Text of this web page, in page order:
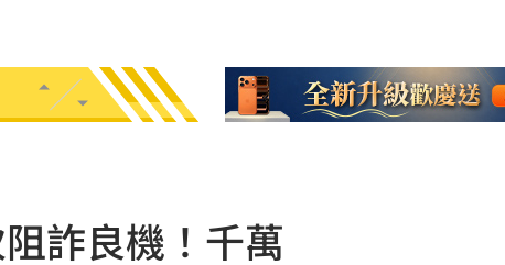
詐良機！千萬